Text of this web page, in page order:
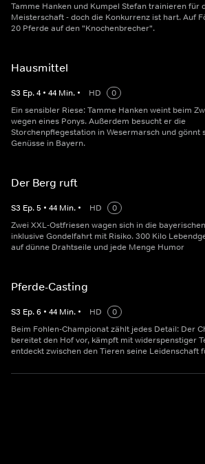
Tamme Hanken und Kumpel Stefan trainieren für
Meisterschaft - doch die Konkurrenz ist hart. Auf
20 Pferde auf den "Knochenbrecher".
Hausmittel
S3 Ep.4 • 44 Min. • HD
0
Ein sensibler Riese: Tamme Hanken weint beim
wegen eines Ponys. Außerdem besucht er die
Storchenpflegestation in Wesermarsch und gönnt
Genüsse in Bayern.
Der Berg ruft
S3 Ep.5 • 44 Min. • HD
0
Zwei XXL-Ostfriesen wagen sich in die
inklusive Gondelfahrt mit Risiko. 300 Kilo
auf dünne Drahtseile und jede Menge Humor
Pferde-Casting
S3 Ep.6 • 44 Min. • HD
0
Beim Fohlen-Championat zählt jedes Detail: Der
bereitet den Hof vor, kämpft mit widerspenstiger
entdeckt zwischen den Tieren seine Leidenschaft